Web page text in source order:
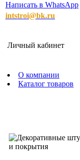
Написать в WhatsApp
intstroi@bk.ru
Личный кабинет
О компании
Каталог товаров